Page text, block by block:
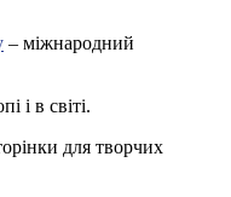
– міжнародний
і в світі.
для творчих